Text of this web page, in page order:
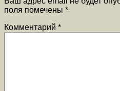
поля помечены *
Комментарий *